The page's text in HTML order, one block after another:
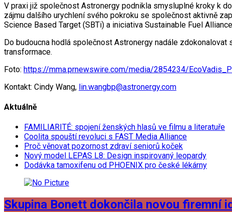
V praxi již společnost Astronergy podnikla smysluplné kroky k
zájmu dalšího urychlení svého pokroku se společnost aktivně
Science Based Target (SBTi) a iniciativa Sustainable Fuel
Do budoucna hodlá společnost Astronergy nadále
transformace.
Foto: https://mma.prnewswire.com/media/2854234/
Kontakt: Cindy Wang, lin.wangbp@astronergy.com
Aktuálně
FAMILIARITÉ: spojení ženských hlasů ve filmu a literatuře
Coolita spouští revoluci s FAST Media Alliance
Proč věnovat pozornost zdraví seniorů koček
Nový model LEPAS L8: Design inspirovaný leopardy
Dodávka tamoxifenu od PHOENIX pro české lékárny
Skupina Bonett dokončila novou firemní